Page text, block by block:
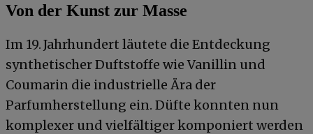
Von der Kunst zur Masse
Im 19. Jahrhundert läutete die Entdeckung
synthetischer Duftstoffe wie Vanillin und
Coumarin die industrielle Ära der
Parfumherstellung ein. Düfte konnten nun
komplexer und vielfältiger komponiert werden